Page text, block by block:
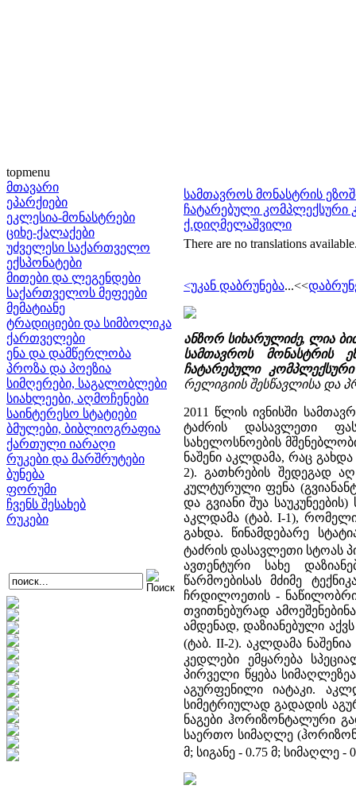
topmenu
მთავარი
ეპარქიები
ეკლესია-მონასტრები
ციხე-ქალაქები
უძველესი საქართველო
ექსპონატები
მითები და ლეგენდები
საქართველოს მეფეები
მემატიანე
ტრადიციები და სიმბოლიკა
ქართველები
ენა და დამწერლობა
პროზა და პოეზია
სიმღერები, საგალობლები
სიახლეები, აღმოჩენები
საინტერესო სტატიები
ბმულები, ბიბლიოგრაფია
ქართული იარაღი
რუკები და მარშრუტები
ბუნება
ფორუმი
ჩვენს შესახებ
რუკები
სამთავროს მონასტრის
ჩატარებული კომპლექსური
ქ.დიღმელაშვილი
There are no translations
<უკან დაბრუნება...<<
ანზორ სიხარულიძე, ლია
სამთავროს მონასტრის
ჩატარებული
რელიგიის შესწავლისა და
2011 წლის ივნისში
ტაძრის დასავლეთი
სახელოსნოების
ნაშენი აკლდამა, რაც
2). გათხრების შედეგად
კულტურული ფენა
და გვიანი შუა
აკლდამა (ტაბ. I-1),
გახდა. წინამდებარე
ტაძრის დასავლეთი სტოას
ავთენტური სახე
წარმოებისას მძიმე
ჩრდილოეთის -
თვითნებურად
ამდენად, დაზიანებული
(ტაბ. II-2). აკლდამა
კედლები ემყარება
პირველი წყება
აგურფენილი იატაკი.
სიმეტრიულად გადადის
ნაგები ჰორიზონტალური
საერთო სიმაღლე
მ; სიგანე - 0.75 მ; სიმაღლე -